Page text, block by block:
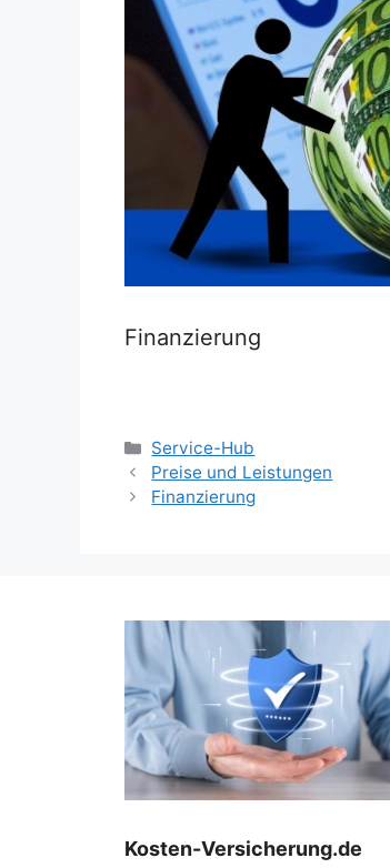
Finanzierung
Kategorien
Service-Hub
Preise und Leistungen
Finanzierung
Kosten-Versicherung.de